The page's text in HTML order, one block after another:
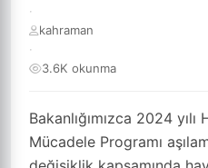
Bakanlığımızca 2024
Mücadele Programı
·
kahraman
·
3.6K okunma